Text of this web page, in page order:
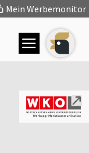
Mein Werbemonitor